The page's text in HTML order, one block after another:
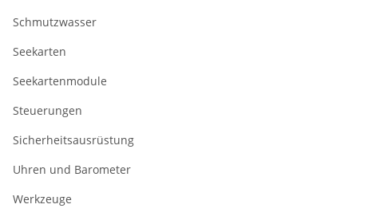
Schmutzwasser
Seekarten
Seekartenmodule
Steuerungen
Sicherheitsausrüstung
Uhren und Barometer
Werkzeuge